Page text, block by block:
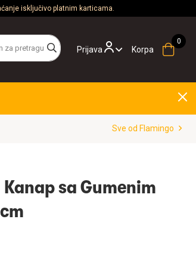
isključivo platnim karticama.
Prijava Korpa
Sve od Flamingo
sa Gumenim